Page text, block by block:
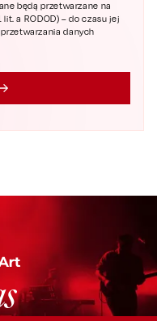
będą przetwarzane na
a RODOD) – do czasu jej
danych